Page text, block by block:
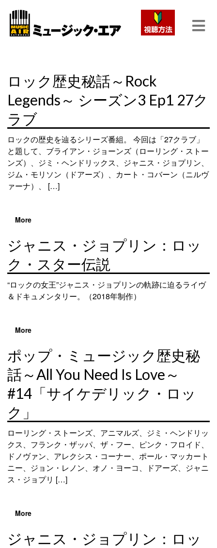
ロック歴史秘話～Rock
Legends～ シーズン3 Ep1 27ク
ラブ
ロックの歴史を辿るシリーズ番組。 今回は「27クラブ」
と題して、ブライアン・ジョーンズ（ローリング・ストー
ンズ）、ジミ・ヘンドリックス、ジャニス・ジョプリン、
ジム・モリソン（ドアーズ）、カート・コバーン（ニルヴ
ァーナ）、 […]
More
ジャニス・ジョプリン：ロッ
ク・スター伝説
“ロックの女王”ジャニス・ジョプリンの軌跡に迫るライヴ
＆ドキュメンタリー。（2018年制作）
More
ポップ・ミュージック歴史秘
話～All You Need Is Love～
#14「サイケデリック・ロッ
ク」
ローリング・ストーンズ、アニマルズ、ジミ・ヘンドリッ
クス、フランク・ザッパ、ザ・フー、ピンク・フロイド、
ドノヴァン、アレクシス・コーナー、ポール・マッカート
ニー、ジョン・レノン、オノ・ヨーコ、ドアーズ、ジャニ
ス・ジョプリ […]
More
ジャニス・ジョプリン：ロッ